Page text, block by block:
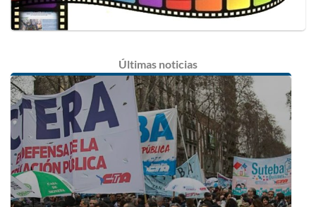
Últimas noticias